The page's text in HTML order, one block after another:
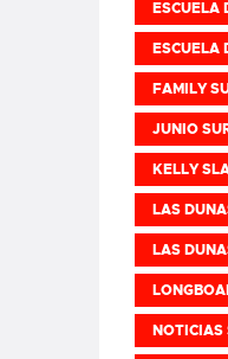
ESCUELA
ESCUELA
FAMILY
JUNIO
KELLY
LAS
LAS
NOTICIAS